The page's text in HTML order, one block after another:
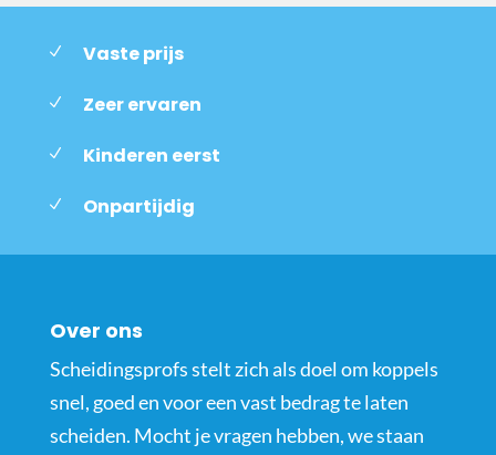
Vaste prijs
Zeer ervaren
Kinderen eerst
Onpartijdig
Over ons
Scheidingsprofs stelt zich als doel om koppels
snel, goed en voor een vast bedrag te laten
scheiden. Mocht je vragen hebben, we staan